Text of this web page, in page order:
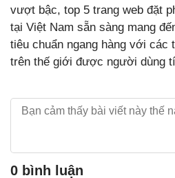
vượt bậc, top 5 trang web đặt
tại Việt Nam sẵn sàng mang
tiêu chuẩn ngang hàng với các
trên thế giới được người dùng
0 bình luận